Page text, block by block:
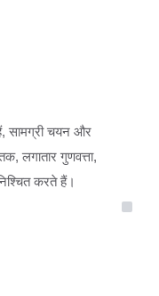
सामग्री चयन और
लगातार गुणवत्ता,
करते हैं।